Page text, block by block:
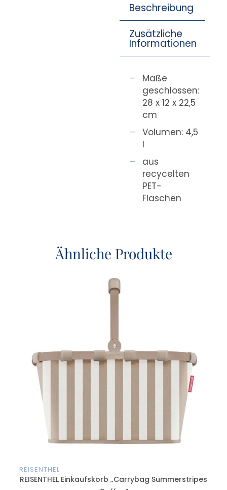
Beschreibung
Zusätzliche
Informationen
Maße
geschlossen:
28 x 12 x 22,5
cm
Volumen: 4,5
l
aus
recycelten
PET-
Flaschen
Ähnliche Produkte
REISENTHEL
REISENTHEL Einkaufskorb „Carrybag Summerstripes